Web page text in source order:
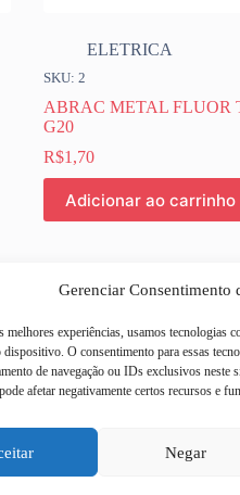
Gerenciar Consentimento
melhores experiências, usamos tecnologias
O consentimento para essas
de navegação ou IDs exclusivos neste
afetar negativamente certos recursos e
Negar
ELETRICA
SKU: 2
ABRAC METAL FLUOR
G20
R$1,70
Adicionar ao carrinho
são efetuadas pelo